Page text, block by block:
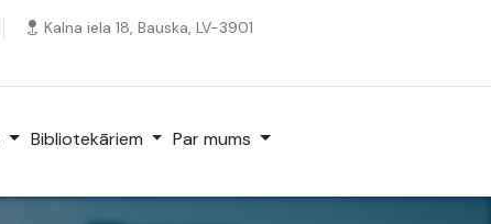
Kalna iela 18, Bauska, LV-3901
Bibliotekāriem Par mums